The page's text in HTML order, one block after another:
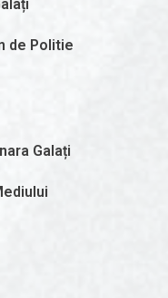
de Politie
Galați